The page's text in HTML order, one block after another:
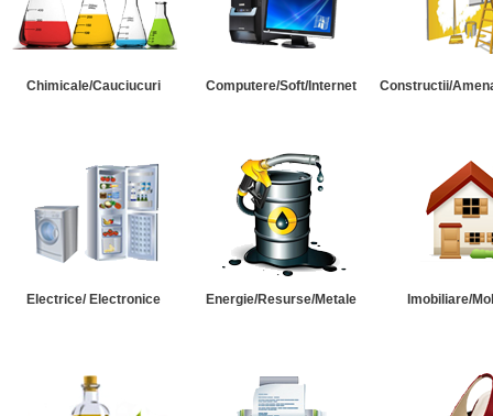
Chimicale/Cauciucuri Computere/Soft/Internet Constructii/
Electrice/ Electronice Energie/Resurse/Metale Imobiliare/